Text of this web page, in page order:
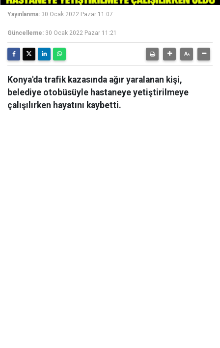
Yayınlanma: 30 Ocak 2022 Pazar 11:07
Güncelleme: 30 Ocak 2022 Pazar 11:21
Konya'da trafik kazasında ağır yaralanan kişi,
belediye otobüsüyle hastaneye yetiştirilmeye
çalışılırken hayatını kaybetti.